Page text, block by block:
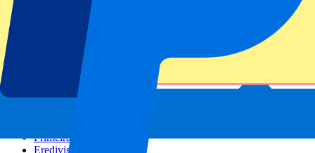
Championnats de football
Ligue des Champions
Premier League
Serie A
Primeira Liga
Eredivisie